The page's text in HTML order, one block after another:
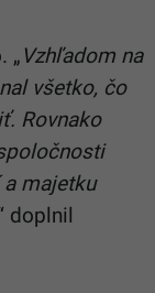
„ Vzhľadom na
všetko, čo
Rovnako
majetku
doplnil